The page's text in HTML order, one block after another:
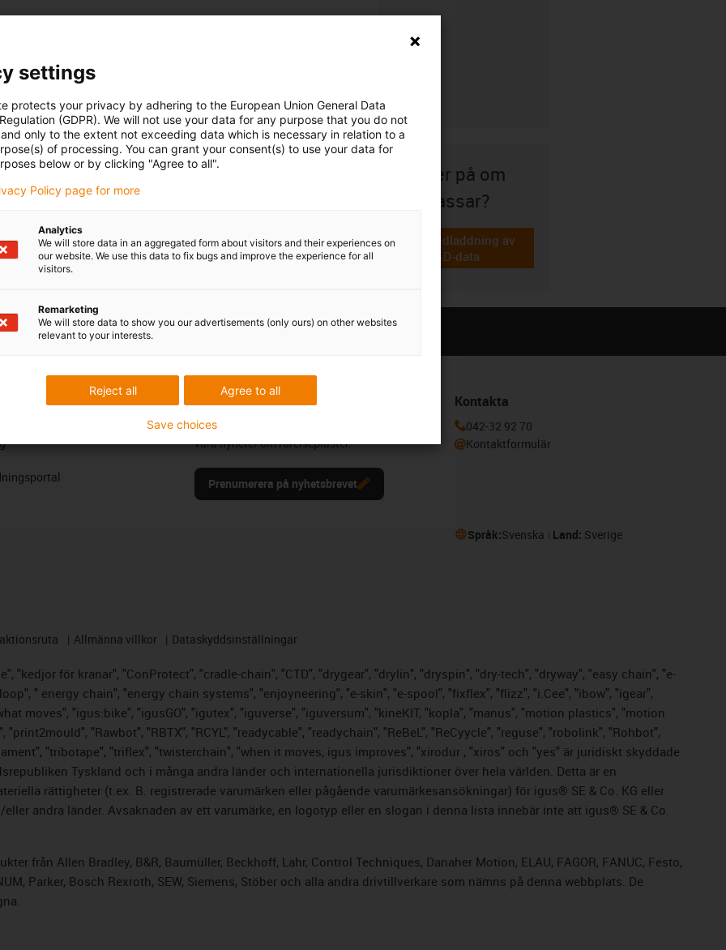
Very small space requirement. Easy to install, without
Osäker på om
det passar?
igus-icon-cad-dateien
Nedladdning av
CAD-data
& kritik
Nyhetsbrev
Håll dig uppdaterad och registrera dig här för
våra nyheter om rörelseplaster.
Prenumerera på nyhetsbrevet
Kontakta
042-32 92 70
Kontaktformulär
Språk:Svenska Land: Sverige
Allmänna villkor Dataskyddsinställningar
"kedjor för kranar", "ConProtect", "cradle-chain", "CTD", "drygear", "drylin", "dryspin", "dry-tech", "dryway", "easy chain", "e-
" energy chain", "energy chain systems", "enjoyneering", "e-skin", "e-spool", "fixflex", "flizz", "i.Cee", "ibow", "igear",
moves", "igus:bike", "igusGO", "igutex", "iguverse", "iguversum", "kineKIT, "kopla", "manus", "motion plastics", "motion
"Rawbot", "RBTX", "RCYL", "readycable", "readychain", "ReBeL", "ReCyycle", "reguse", "robolink", "Rohbot",
"tribotape", "triflex", "twisterchain", "when it moves, igus improves", "xirodur , "xiros" och "yes" är juridiskt skyddade
Tyskland och i många andra länder och internationella jurisdiktioner över hela världen. Detta är en
rättigheter (t.ex. B. registrerade varumärken eller pågående varumärkesansökningar) för igus® SE & Co. KG eller
andra länder. Avsaknaden av ett varumärke, en logotyp eller en slogan i denna lista innebär inte att igus® SE & Co.
från Allen Bradley, B&R, Baumüller, Beckhoff, Lahr, Control Techniques, Danaher Motion, ELAU, FAGOR, FANUC, Festo,
Parker, Bosch Rexroth, SEW, Siemens, Stöber och alla andra drivtillverkare som nämns på denna webbplats. De
settings
protects your privacy by adhering to the European Union General Data
(GDPR). We will not use your data for any purpose that you do not
only to the extent not exceeding data which is necessary in relation to a
of processing. You can grant your consent(s) to use your data for
below or by clicking "Agree to all".
Policy page for more
Analytics
We will store data in an aggregated form about visitors and their experiences on
our website. We use this data to fix bugs and improve the experience for all
visitors.
Remarketing
We will store data to show you our advertisements (only ours) on other websites
relevant to your interests.
Agree to all
Reject all
Save choices